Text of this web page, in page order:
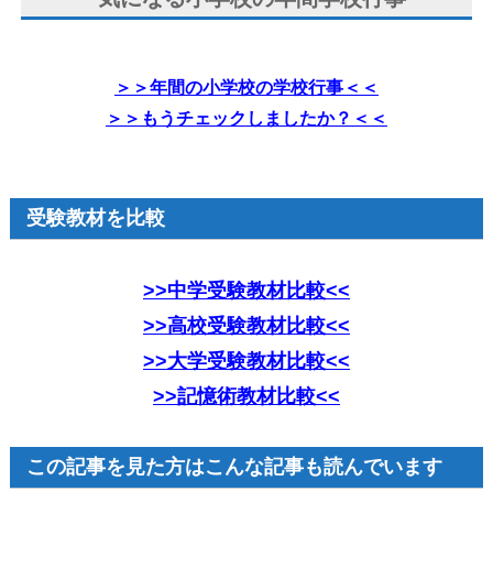
＞＞年間の小学校の学校行事＜＜
＞＞もうチェックしましたか？＜＜
受験教材を比較
>>中学受験教材比較<<
>>高校受験教材比較<<
>>大学受験教材比較<<
>>記憶術教材比較<<
この記事を見た方はこんな記事も読んでいます